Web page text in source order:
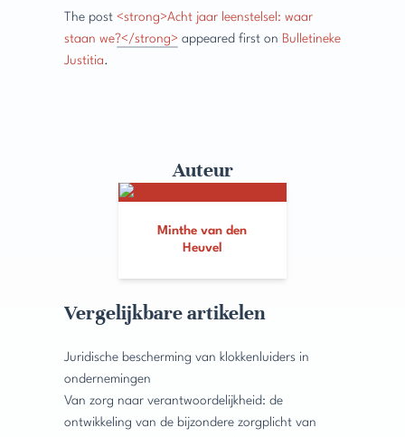
The post <strong>Acht jaar leenstelsel: waar
staan we?</strong> appeared first on Bulletineke
Justitia.
Auteur
Minthe van den
Heuvel
Vergelijkbare artikelen
Juridische bescherming van klokkenluiders in
ondernemingen
Van zorg naar verantwoordelijkheid: de
ontwikkeling van de bijzondere zorgplicht van